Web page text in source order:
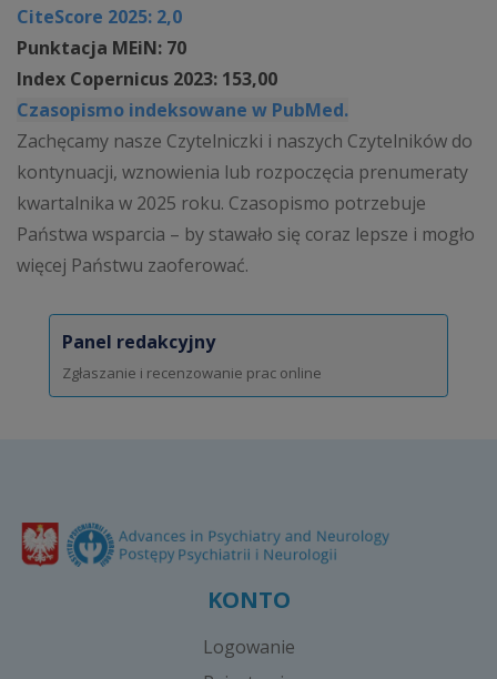
CiteScore 2025: 2,0
Punktacja MEiN: 70
Index Copernicus 2023: 153,00
Czasopismo indeksowane w PubMed.
Zachęcamy nasze Czytelniczki i naszych Czytelników do
kontynuacji, wznowienia lub rozpoczęcia prenumeraty
kwartalnika w 2025 roku. Czasopismo potrzebuje
Państwa wsparcia – by stawało się coraz lepsze i mogło
więcej Państwu zaoferować.
Panel redakcyjny
Zgłaszanie i recenzowanie prac online
KONTO
Logowanie